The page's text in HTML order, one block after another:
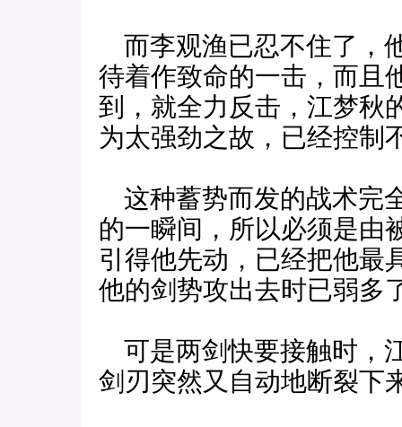
而李观渔已忍不住了，
待着作致命的一击，而且
到，就全力反击，江梦秋
为太强劲之故，已经控制
这种蓄势而发的战术完
的一瞬间，所以必须是由
引得他先动，已经把他最
他的剑势攻出去时已弱多
可是两剑快要接触时，
剑刃突然又自动地断裂下